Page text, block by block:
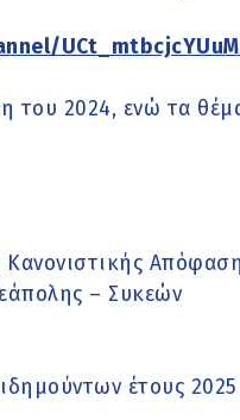
του 2024, ενώ τα
– Συκεών
έτους